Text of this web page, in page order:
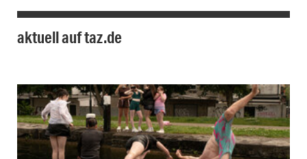
aktuell auf taz.de